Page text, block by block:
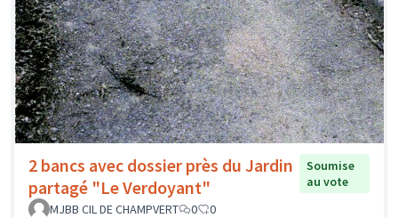
2 bancs avec dossier près du Jardin
partagé "Le Verdoyant"
Soumise
au vote
MJBB CIL DE CHAMPVERT
0 0